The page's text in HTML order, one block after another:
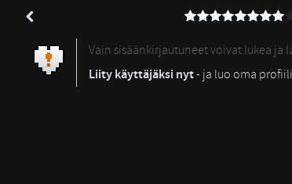
Vain sisäänkirjautuneet voivat lukea ja
Liity käyttäjäksi nyt- ja luo oma